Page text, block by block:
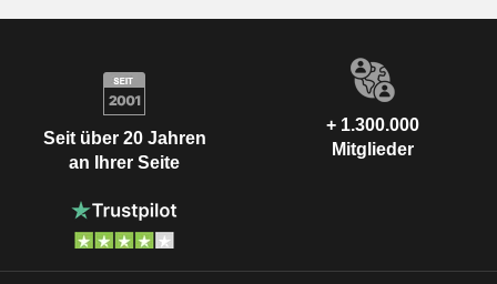
Seit über 20 Jahren
an Ihrer Seite
+ 1.300.000
Mitglieder